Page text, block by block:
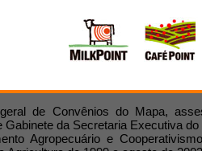
secretario de Defesa
(SDA/Mapa) nesta quarta-
de serviço público, começou sua
do Ministério das Cidades.
de Assuntos Estratégicos da
de Convênios do Mapa,
Gabinete da Secretaria Executiva
Agropecuário e